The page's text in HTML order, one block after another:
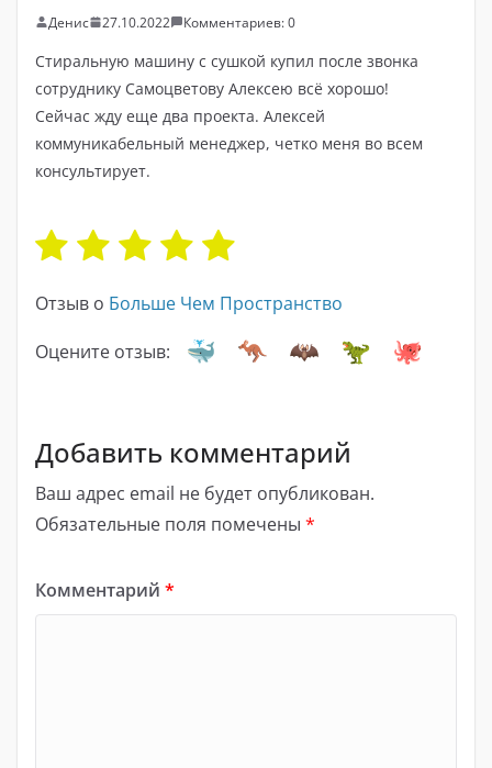
Денис 27.10.2022 Комментариев: 0
Стиральную машину с сушкой купил после звонка
сотруднику Самоцветову Алексею всё хорошо!
Сейчас жду еще два проекта. Алексей
коммуникабельный менеджер, четко меня во всем
консультирует.
Отзыв о Больше Чем Пространство
Оцените отзыв:
Добавить комментарий
Ваш адрес email не будет опубликован.
Обязательные поля помечены *
Комментарий *